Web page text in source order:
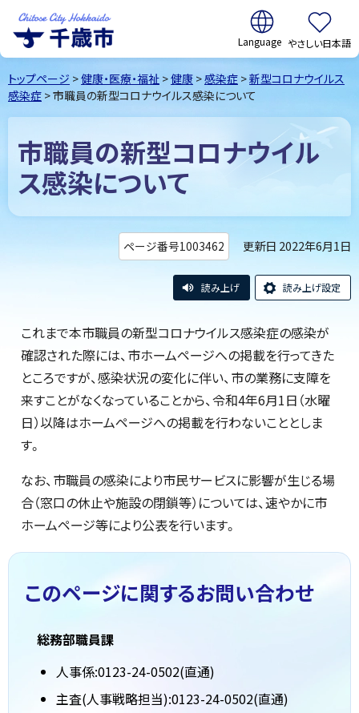
千歳市Chitose
City Hokkaido
翻訳:
やさしい日本語
トップページ >健康・医療・福祉 >健康 >感染症 >新型コロナウイルス
感染症 > 市職員の新型コロナウイルス感染について
市職員の新型コロナウイル
ス感染について
ページ番号1003462 更新日 2022年6月1日
読み上げ 読み上げ設定
これまで本市職員の新型コロナウイルス感染症の感染が
確認された際には、市ホームページへの掲載を行ってきた
ところですが、感染状況の変化に伴い、市の業務に支障を
来すことがなくなっていることから、令和4年6月1日（水曜
日）以降はホームページへの掲載を行わないこととしま
す。
なお、市職員の感染により市民サービスに影響が生じる場
合（窓口の休止や施設の閉鎖等）については、速やかに市
ホームページ等により公表を行います。
このページに関するお問い合わせ
総務部職員課
人事係:0123-24-0502(直通)
主査(人事戦略担当):0123-24-0502(直通)